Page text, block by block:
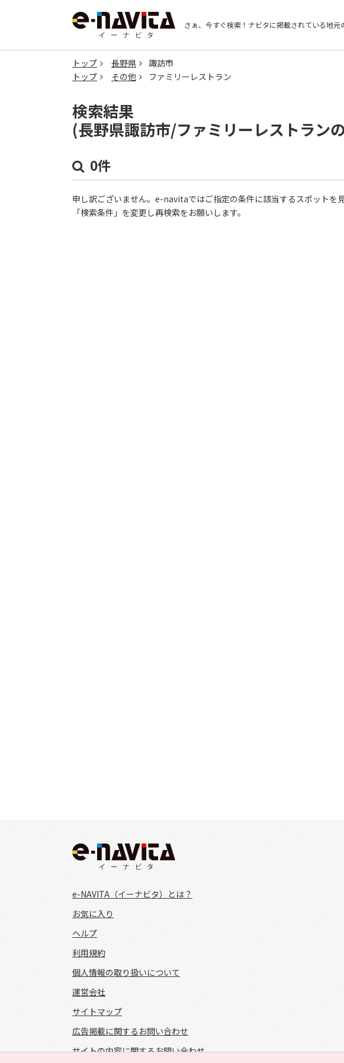
さぁ、今すぐ検索！ ナビタに掲載されている地元
トップ 長野県
諏訪市
トップ
その他 ファミリーレストラン
検索結果
(長野県諏訪市/ファミリーレストラン
0件
申し訳ございません。e-navitaではご指定の条件に該当するスポットを
「検索条件」を変更し再検索をお願いします。
e-NAVITA（イーナビタ）とは？
お気に入り
ヘルプ
利用規約
個人情報の取り扱いについて
運営会社
サイトマップ
広告掲載に関するお問い合わせ
サイトの内容に関するお問い合わせ